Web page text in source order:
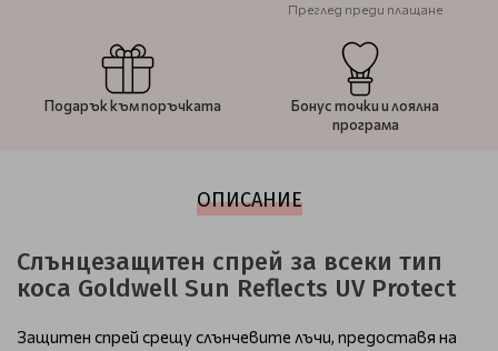
Преглед преди плащане
Подарък към поръчката
Бонус точки и лоялна
програма
ОПИСАНИЕ
Слънцезащитен спрей за всеки тип
коса Goldwell Sun Reflects UV Protect
Защитен спрей срещу слънчевите лъчи, предоставя на